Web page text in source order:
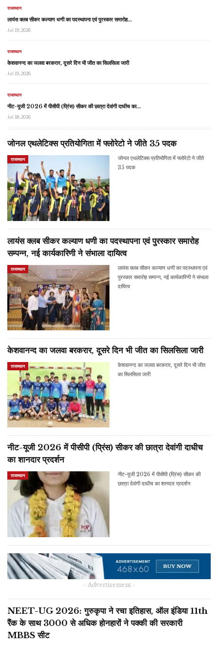
राजस्थान
लायंस क्लब सीकर कल्याण धणी का पदस्थापना एवं पुरस्कार समारोह…
Jul 19, 2026
राजस्थान
केशवानन्द का जलवा बरकरार, दूसरे दिन भी जीत का सिलसिला जारी
Jul 19, 2026
राजस्थान
नीट-यूजी 2026 में पीसीपी (प्रिंस) सीकर की छात्रा देवांगी दाधीच का…
Jul 18, 2026
जोनल एथलेटिक्स प्रतियोगिता में फ्लोरेटो ने जीते 35 पदक
राजस्थान
जोनल एथलेटिक्स प्रतियोगिता में फ्लोरेटो ने जीते
35 पदक
लायंस क्लब सीकर कल्याण धणी का पदस्थापना एवं पुरस्कार समारोह
सम्पन्न, नई कार्यकारिणी ने संभाला दायित्व
राजस्थान
लायंस क्लब सीकर कल्याण धणी का पदस्थापना एवं
पुरस्कार समारोह सम्पन्न, नई कार्यकारिणी ने संभाला
दायित्व
केशवानन्द का जलवा बरकरार, दूसरे दिन भी जीत का सिलसिला जारी
राजस्थान
केशवानन्द का जलवा बरकरार, दूसरे दिन भी जीत
का सिलसिला जारी
नीट-यूजी 2026 में पीसीपी (प्रिंस) सीकर की छात्रा देवांगी दाधीच
का शानदार प्रदर्शन
राजस्थान
नीट-यूजी 2026 में पीसीपी (प्रिंस) सीकर की
छात्रा देवांगी दाधीच का शानदार प्रदर्शन
- Advertisement -
NEET-UG 2026: गुरुकृपा ने रचा इतिहास, ऑल इंडिया 11th
रैंक के साथ 3000 से अधिक होनहारों ने पक्की की सरकारी
MBBS सीट